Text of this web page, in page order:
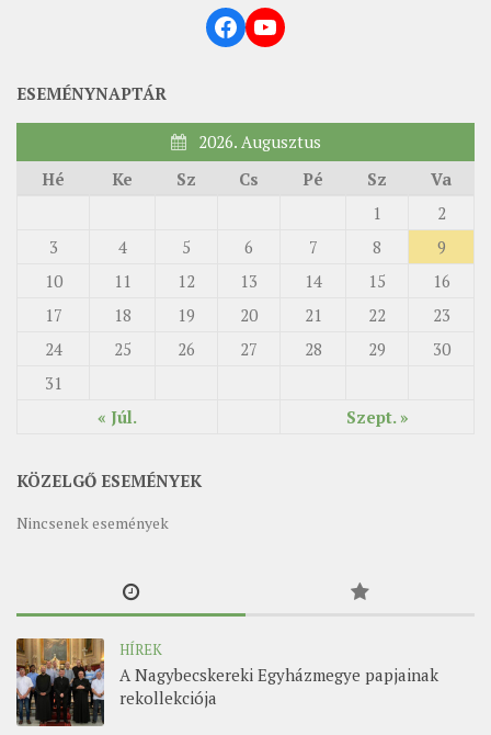
ARCHÍV ÉLETKÉPEK
ORGANIGRAMMA
ZSINATI IMA
ZSINAT MOTTÓJA, LOGÓJA
ZSINATI IRODA
KOORDINÁLÓ BIZOTTSÁG
MUNKADOKUMENTUMOK
„GYERMEKVÉDELMI” KIHÍVÁSOK KÁNONJOGI
MEGKÖZELÍTÉSBEN
Facebook
YouTube
ESEMÉNYNAPTÁR
2026. Augusztus
Hé
Ke Sz Cs Pé Sz Va
« Júl. Szept. »
1
2
3
4 5 6 7 8
9
10
11 12 13 14 15
16
17
18 19 20 21 22
23
24
25 26 27 28 29
30
31
KÖZELGŐ ESEMÉNYEK
Nincsenek események
HÍREK
A Nagybecskereki Egyházmegye papjainak
rekollekciója